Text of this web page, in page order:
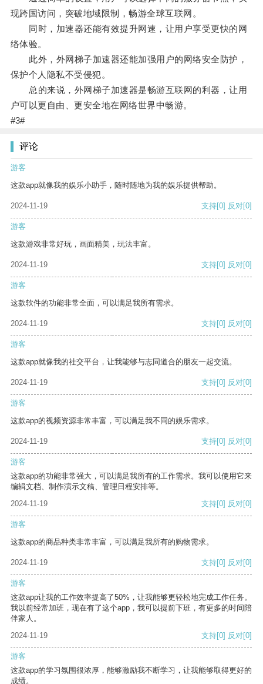
现跨国访问，突破地域限制，畅游全球互联网。
同时，加速器还能有效提升网速，让用户享受更快的网
络体验。
此外，外网梯子加速器还能加强用户的网络安全防护，
保护个人隐私不受侵犯。
总的来说，外网梯子加速器是畅游互联网的利器，让用
户可以更自由、更安全地在网络世界中畅游。
#3#
评论
游客
这款app就像我的娱乐小助手，随时随地为我的娱乐提供帮助。
2024-11-19 支持[0] 反对[0]
游客
这款游戏非常好玩，画面精美，玩法丰富。
2024-11-19 支持[0] 反对[0]
游客
这款软件的功能非常全面，可以满足我所有需求。
2024-11-19 支持[0] 反对[0]
游客
这款app就像我的社交平台，让我能够与志同道合的朋友一起交流。
2024-11-19 支持[0] 反对[0]
游客
这款app的视频资源非常丰富，可以满足我不同的娱乐需求。
2024-11-19 支持[0] 反对[0]
游客
这款app的功能非常强大，可以满足我所有的工作需求。我可以使用它来
编辑文档、制作演示文稿、管理日程安排等。
2024-11-19
支持[0] 反对[0]
游客
这款app的商品种类非常丰富，可以满足我所有的购物需求。
2024-11-19 支持[0] 反对[0]
游客
这款app让我的工作效率提高了50%，让我能够更轻松地完成工作任务。
我以前经常加班，现在有了这个app，我可以提前下班，有更多的时间陪
伴家人。
2024-11-19
支持[0] 反对[0]
游客
这款app的学习氛围很浓厚，能够激励我不断学习，让我能够取得更好的
成绩。